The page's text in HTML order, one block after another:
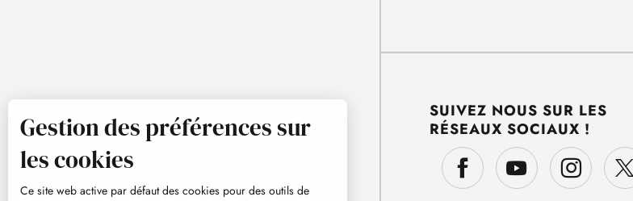
SUIVEZ NOUS SUR LES
RÉSEAUX SOCIAUX !
Gestion des préférences sur
les cookies
Ce site web active par défaut des cookies pour des outils de